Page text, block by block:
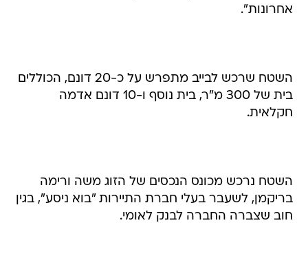
אחרונות".
השטח שרכש לבייב מתפרש על כ-20 דונם, הכוללים
בית של 300 מ"ר, בית נוסף ו-10 דונם אדמה
חקלאית.
השטח נרכש מכונס הנכסים של הזוג משה ורימה
בריקמן, לשעבר בעלי חברת התיירות "בוא ניסע", בגין
חוב שצברה החברה לבנק לאומי.